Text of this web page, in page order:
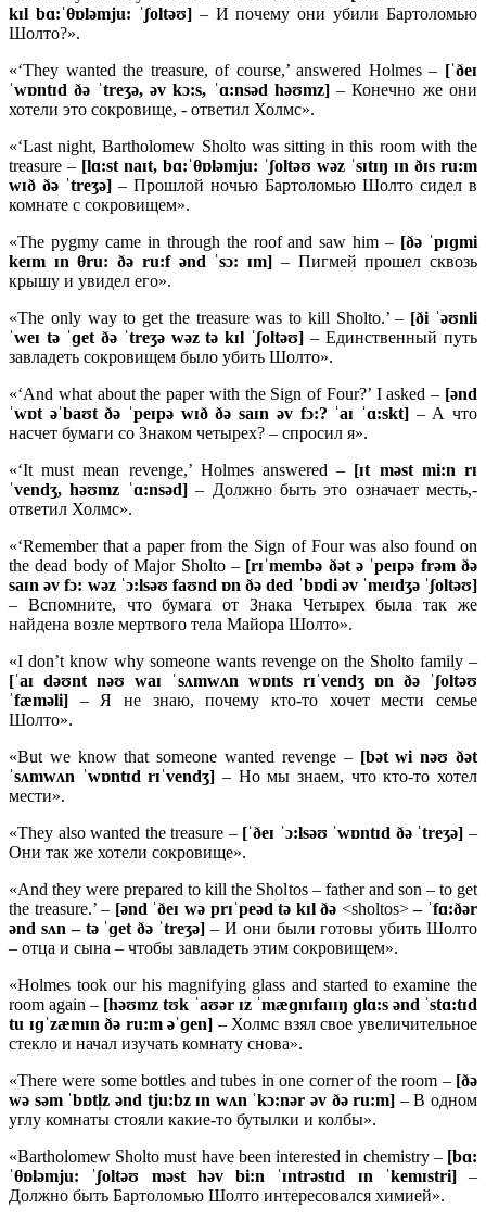
kɪl bɑ:ˈθɒləmju: ˈʃoltəʊ] – И почему они убили Бартоломью
Шолто?».
«‘They wanted the treasure, of course,’ answered Holmes – [ˈðeɪ
ˈwɒntɪd ðə ˈtreʒə, əv kɔ:s, ˈɑ:nsəd həʊmz]– Конечно же они
хотели это сокровище, - ответил Холмс».
«‘Last night, Bartholomew Sholto was sitting in this room with the
treasure – [lɑ:st naɪt, bɑ:ˈθɒləmju: ˈʃoltəʊ wəz ˈsɪtɪŋ ɪn ðɪs ru:m
wɪð ðə ˈtreʒə] – Прошлой ночью Бартоломью Шолто сидел в
комнате с сокровищем».
«The pygmy came in through the roof and saw him – [ðə ˈpɪɡmi
keɪm ɪn θru: ðə ru:f ənd ˈsɔ: ɪm] – Пигмей прошел сквозь
крышу и увидел его».
«The only way to get the treasure was to kill Sholto.’ – [ði ˈəʊnli
ˈweɪ tə ˈɡet ðə ˈtreʒə wəz tə kɪl ˈʃoltəʊ]– Единственный путь
завладеть сокровищем было убить Шолто».
«‘And what about the paper with the Sign of Four?’ I asked – [ənd
ˈwɒt əˈbaʊt ðə ˈpeɪpə wɪð ðə saɪn əv fɔ:? ˈaɪ ˈɑ:skt] – А что
насчет бумаги со Знаком четырех? – спросил я».
«‘It must mean revenge,’ Holmes answered – [ɪt məst mi:nrɪ
ˈvendʒ,həʊmz ˈɑ:nsəd]– Должно быть это означает месть,-
ответил Холмс».
«‘Remember that a paper from the Sign of Four was also found on
the dead body of Major Sholto – [rɪˈmembə ðət ə ˈpeɪpə frəm ðə
saɪn əvfɔ: wəz ˈɔ:lsəʊ faʊnd ɒn ðəded ˈbɒdi əv ˈmeɪdʒə ˈʃoltəʊ]
– Вспомните, что бумага от Знака Четырех была так же
найдена возле мертвого тела Майора Шолто».
«I don’t know why someone wants revenge on the Sholto family –
[ˈaɪdəʊntnəʊwaɪ ˈsʌmwʌn wɒnts rɪˈvendʒ ɒn ðə ˈʃoltəʊ
ˈfæməli] – Я не знаю, почему кто-то хочет мести семье
Шолто».
«But we know that someone wanted revenge – [bətwinəʊ ðət
ˈsʌmwʌn ˈwɒntɪdrɪˈvendʒ]– Но мы знаем, что кто-то хотел
мести».
«They also wanted the treasure – [ˈðeɪ ˈɔ:lsəʊ ˈwɒntɪd ðə ˈtreʒə]–
Они так же хотели сокровище».
«And they were prepared to kill the Sholtos – father and son – to get
the treasure.’ – [ənd ˈðeɪ wə prɪˈpeədtə kɪl ðə <sholtos>– ˈfɑ:ðər
ənd sʌn – tə ˈɡet ðə ˈtreʒə] – И они были готовы убить Шолто
– отца и сына – чтобы завладеть этим сокровищем».
«Holmes took our his magnifying glass and started to examine the
room again – [həʊmztʊk ˈaʊər ɪz ˈmæɡnɪfaɪɪŋ ɡlɑ:s ənd ˈstɑ:tɪd
tu ɪɡˈzæmɪn ðə ru:m əˈɡen] – Холмс взял свое увеличительное
стекло и начал изучать комнату снова».
«There were some bottles and tubes in one corner of the room – [ðə
wə səm ˈbɒtl̩z ənd tju:bz ɪn wʌn ˈkɔ:nər əv ðəru:m] – В одном
углу комнаты стояли какие-то бутылки и колбы».
«Bartholomew Sholto must have been interested in chemistry – [bɑ:
ˈθɒləmju: ˈʃoltəʊ məst həv bi:n ˈɪntrəstɪd ɪn ˈkemɪstri] –
Должно быть Бартоломью Шолто интересовался химией».